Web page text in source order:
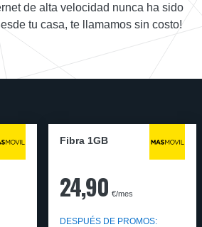
de alta velocidad nunca ha sido
tu casa, te llamamos sin costo!
Fibra 1GB
24,90 €/mes
DESPUÉS DE PROMOS: